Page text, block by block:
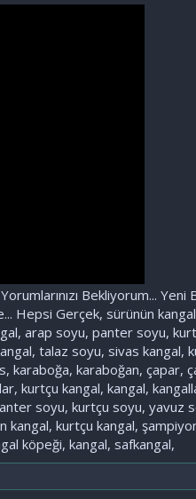
Bekliyorum...
Hepsi Gerçek, sürünün
arap soyu, panter soyu,
talaz soyu, sivas
karaboğan, çapar,
kurtçu kangal, kangal,
soyu, kurtçu soyu, yavuz
kangal, kurtçu kangal,
köpeği, kangal, safkangal,